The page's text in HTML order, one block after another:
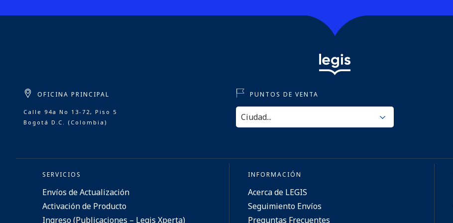
OFICINA PRINCIPAL
Calle 94a No 13-72, Piso 5
Bogotá D.C. (Colombia)
PUNTOS DE VENTA
SERVICIOS
Envíos de Actualización
Activación de Producto
Ingreso (Publicaciones – Legis Xperta)
INFORMACIÓN
Acerca de LEGIS
Seguimiento Envíos
Preguntas Frecuentes